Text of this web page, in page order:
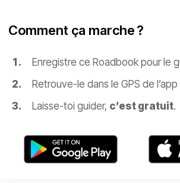
Comment ça marche ?
Enregistre ce Roadbook pour le
Retrouve-le dans le GPS de l’app
Laisse-toi guider, c’est gratuit.